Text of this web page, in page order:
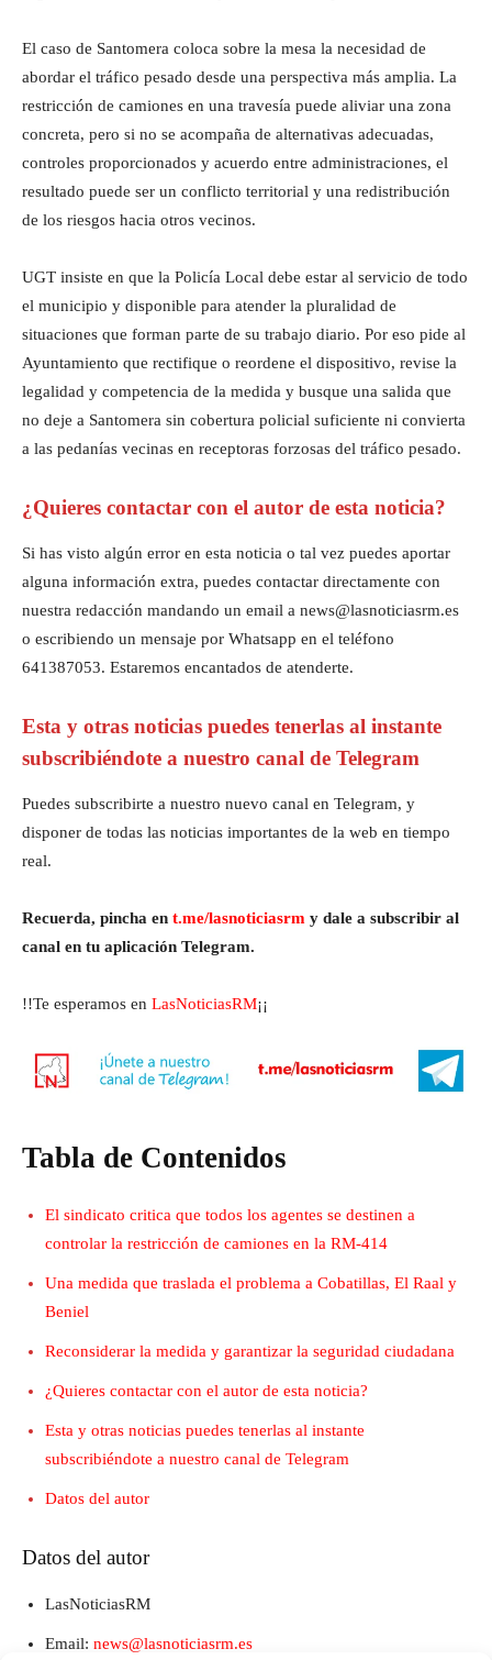
El caso de Santomera coloca sobre la mesa la necesidad de
abordar el tráfico pesado desde una perspectiva más amplia. La
restricción de camiones en una travesía puede aliviar una zona
concreta, pero si no se acompaña de alternativas adecuadas,
controles proporcionados y acuerdo entre administraciones, el
resultado puede ser un conflicto territorial y una redistribución
de los riesgos hacia otros vecinos.
UGT insiste en que la Policía Local debe estar al servicio de todo
el municipio y disponible para atender la pluralidad de
situaciones que forman parte de su trabajo diario. Por eso pide al
Ayuntamiento que rectifique o reordene el dispositivo, revise la
legalidad y competencia de la medida y busque una salida que
no deje a Santomera sin cobertura policial suficiente ni convierta
a las pedanías vecinas en receptoras forzosas del tráfico pesado.
¿Quieres contactar con el autor de esta noticia?
Si has visto algún error en esta noticia o tal vez puedes aportar
alguna información extra, puedes contactar directamente con
nuestra redacción mandando un email a news@lasnoticiasrm.es
o escribiendo un mensaje por Whatsapp en el teléfono
641387053. Estaremos encantados de atenderte.
Esta y otras noticias puedes tenerlas al instante
subscribiéndote a nuestro canal de Telegram
Puedes subscribirte a nuestro nuevo canal en Telegram, y
disponer de todas las noticias importantes de la web en tiempo
real.
Recuerda, pincha en t.me/lasnoticiasrm y dale a subscribir al
canal en tu aplicación Telegram.
!!Te esperamos en LasNoticiasRM¡¡
Tabla de Contenidos
El sindicato critica que todos los agentes se destinen a
controlar la restricción de camiones en la RM-414
Una medida que traslada el problema a Cobatillas, El Raal y
Beniel
Reconsiderar la medida y garantizar la seguridad ciudadana
¿Quieres contactar con el autor de esta noticia?
Esta y otras noticias puedes tenerlas al instante
subscribiéndote a nuestro canal de Telegram
Datos del autor
Datos del autor
LasNoticiasRM
Email: news@lasnoticiasrm.es